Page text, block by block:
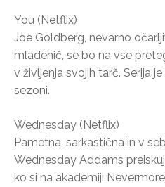
You (Netflix)
Joe Goldberg, nevarno
mladenič, se bo na vse
v življenja svojih tarč. Serija
sezoni.
Wednesday (Netflix)
Pametna, sarkastična in v
Wednesday Addams
ko si na akademiji